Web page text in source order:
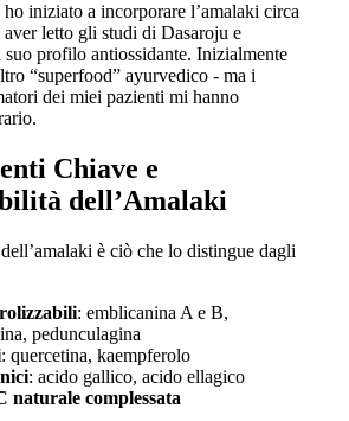
iniziato a incorporare l’amalaki circa
aver letto gli studi di Dasaroju e
profilo antiossidante. Inizialmente
“superfood” ayurvedico - ma i
dei miei pazienti mi hanno
Chiave e
dell’Amalaki
è ciò che lo distingue dagli
: emblicanina A e B,
pedunculagina
: quercetina, kaempferolo
: acido gallico, acido ellagico
naturale complessata